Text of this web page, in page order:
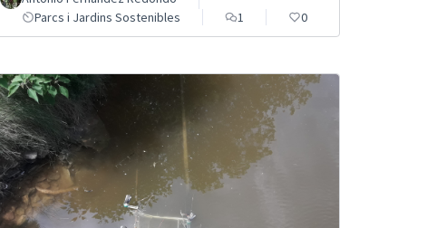
Parcs i Jardins Sostenibles
1 0